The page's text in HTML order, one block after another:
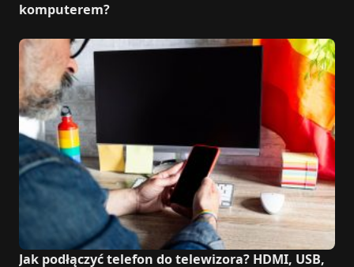
komputerem?
Jak podłączyć telefon do telewizora? HDMI, USB,